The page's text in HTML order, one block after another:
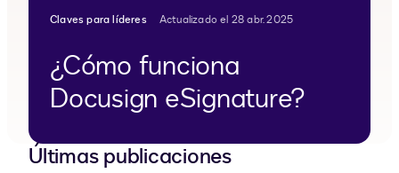
Claves para líderes Actualizado el 28 abr. 2025
¿Cómo funciona
Docusign eSignature?
Últimas publicaciones